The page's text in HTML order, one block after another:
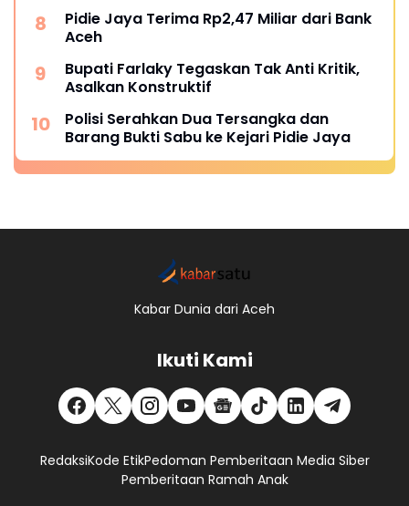
Pidie Jaya Terima Rp2,47 Miliar dari Bank
Aceh
Bupati Farlaky Tegaskan Tak Anti Kritik,
Asalkan Konstruktif
Polisi Serahkan Dua Tersangka dan
Barang Bukti Sabu ke Kejari Pidie Jaya
Kabar Dunia dari Aceh
Ikuti Kami
RedaksiKode EtikPedoman Pemberitaan Media Siber
Pemberitaan Ramah Anak